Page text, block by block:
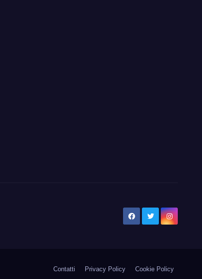
Contatti Privacy Policy Cookie Policy